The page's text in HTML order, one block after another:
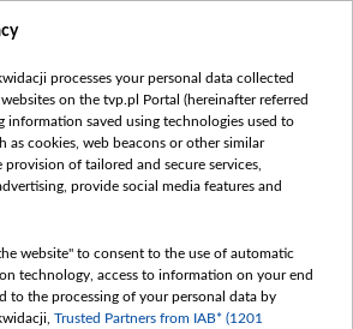
выкарыстання матэрыялаў
Бяспека
Youtube
Белсат news
Белсат Shorts
Жэстачайшы мульт
Belsat English
Biełsat PL
processes your personal data collected
on the tvp.pl Portal (hereinafter referred
information saved using technologies used to
as cookies, web beacons or other similar
of tailored and secure services,
provide social media features and
website" to consent to the use of automatic
technology, access to information on your end
to the processing of your personal data by
Trusted Partners from IAB* (1201